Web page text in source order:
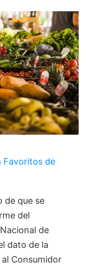
Favoritos de
de que se
del
de
dato de la
Consumidor